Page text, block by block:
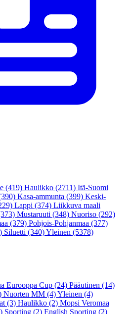
(419) Haulikko (2711) Itä-Suomi
Kasa-ammunta (399) Keski-
Lappi (374) Liikkuva maali
Mustaruuti (348) Nuoriso (292)
(379) Pohjois-Pohjanmaa (377)
Siluetti (340)Yleinen (5378)
Eurooppa Cup (24) Pääutinen (14)
Nuorten MM (4)Yleinen (4)
(3) Haulikko (2) Mopsi Veromaa
Sporting (2) English Sporting (2)